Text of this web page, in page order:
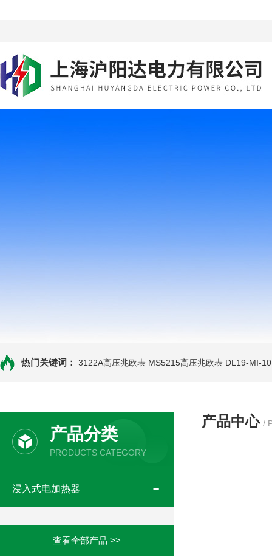
热门关键词： 3122A高压兆欧表 MS5215高压兆欧表 DL19-MI-
产品分类
PRODUCTS CATEGORY
浸入式电加热器
查看全部产品 >>
产品中心 /